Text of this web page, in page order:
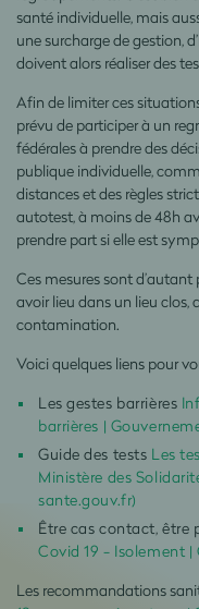
santé individuelle, mais
une surcharge de gestion,
doivent alors réaliser des
Afin de limiter ces
prévu de participer à un
fédérales à prendre des
publique individuelle,
distances et des règles
autotest, à moins de 48h
prendre part si elle est
Ces mesures sont
avoir lieu dans un lieu
contamination.
Voici quelques liens pour
Les gestes barrières
barrières |
Guide des tests Les
Ministère des
sante.gouv.fr)
Être cas contact, être
Covid 19 - Isolement
Les recommandations